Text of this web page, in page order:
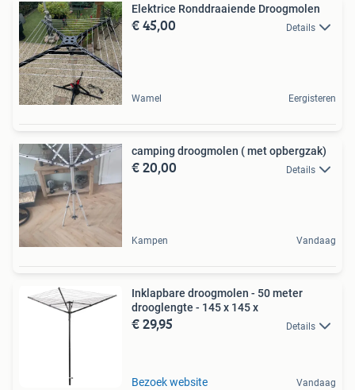
Elektrice Ronddraaiende Droogmolen
€ 45,00 Details
Wamel Eergisteren
camping droogmolen ( met opbergzak)
€ 20,00 Details
Kampen Vandaag
Inklapbare droogmolen - 50 meter
drooglengte - 145 x 145 x
€ 29,95 Details
Bezoek website Vandaag